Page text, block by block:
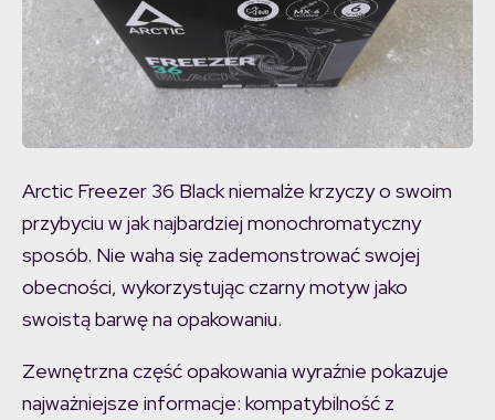
Arctic Freezer 36 Black niemalże krzyczy o swoim
przybyciu w jak najbardziej monochromatyczny
sposób. Nie waha się zademonstrować swojej
obecności, wykorzystując czarny motyw jako
swoistą barwę na opakowaniu.
Zewnętrzna część opakowania wyraźnie pokazuje
najważniejsze informacje: kompatybilność z